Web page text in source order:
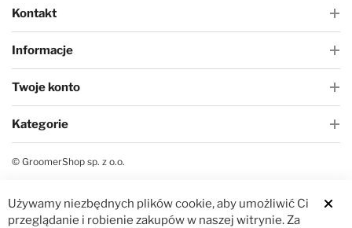
Kontakt
Informacje
Twoje konto
Kategorie
© GroomerShop sp. z o.o.
Używamy niezbędnych plików cookie, aby umożliwić Ci
przeglądanie i robienie zakupów w naszej witrynie. Za